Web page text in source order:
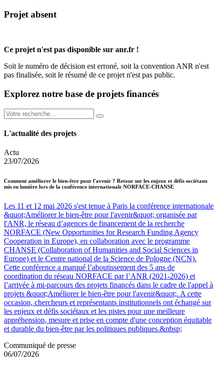
Projet absent
Ce projet n'est pas disponible sur anr.fr !
Soit le numéro de décision est erroné, soit la convention ANR n'est
pas finalisée, soit le résumé de ce projet n'est pas public.
Explorez notre base de projets financés
L'actualité des projets
Actu
23/07/2026
Comment améliorer le bien-être pour l'avenir ? Retour sur les enjeux et défis sociétaux
mis en lumière lors de la conférence internationale NORFACE-CHANSE
Les 11 et 12 mai 2026 s'est tenue à Paris la conférence internationale
&quot;Améliorer le bien-être pour l'avenir&quot; organisée par
l'ANR, le réseau d’agences de financement de la recherche
NORFACE (New Opportunities for Research Funding Agency
Cooperation in Europe), en collaboration avec le programme
CHANSE (Collaboration of Humanities and Social Sciences in
Europe) et le Centre national de la Science de Pologne (NCN).
Cette conférence a marqué l’aboutissement des 5 ans de
coordination du réseau NORFACE par l’ANR (2021-2026) et
l’arrivée à mi-parcours des projets financés dans le cadre de l'appel à
projets &quot;Améliorer le bien-être pour l'avenir&quot;. A cette
occasion, chercheurs et représentants institutionnels ont échangé sur
les enjeux et défis sociétaux et les pistes pour une meilleure
appréhension, mesure et prise en compte d'une conception équitable
et durable du bien-être par les politiques publiques.&nbsp;
Communiqué de presse
06/07/2026